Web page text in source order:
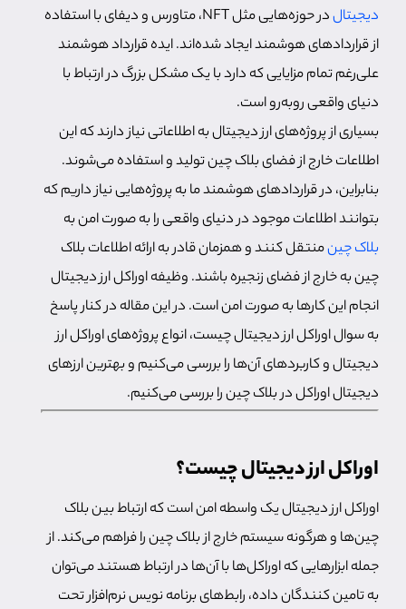
دیجیتال
در حوزه‌هایی مثل NFT، متاورس و دیفای با استفاده
از قراردادهای هوشمند ایجاد شده‌اند. ایده قرارداد هوشمند
علی‌رغم تمام مزایایی که دارد با یک مشکل بزرگ در ارتباط با
دنیای واقعی روبه‌رو است.
بسیاری از پروژه‌های ارز دیجیتال به اطلاعاتی نیاز دارند که این
اطلاعات خارج از فضای بلاک چین تولید و استفاده می‌شوند.
بنابراین، در قراردادهای هوشمند ما به پروژه‌هایی نیاز داریم که
بتوانند اطلاعات موجود در دنیای واقعی را به صورت امن به
بلاک چینمنتقل کنند و همزمان قادر به ارائه اطلاعات بلاک
چین به خارج از فضای زنجیره باشند. وظیفه اوراکل ارز دیجیتال
انجام این کارها به صورت امن است. در این مقاله در کنار پاسخ
به سوال اوراکل ارز دیجیتال چیست، انواع پروژه‌های اوراکل ارز
دیجیتال و کاربردهای آن‌ها را بررسی می‌کنیم و بهترین ارزهای
دیجیتال اوراکل در بلاک چین را بررسی می‌کنیم.
اوراکل ارز دیجیتال چیست؟
اوراکل ارز دیجیتال یک واسطه امن است که ارتباط بین بلاک
چین‌ها و هرگونه سیستم خارج از بلاک چین را فراهم می‌کند. از
جمله ابزارهایی که اوراکل‌ها با آن‌ها در ارتباط هستند می‌توان
به تامین کنندگان داده، رابط‌های برنامه نویس نرم‌افزار تحت